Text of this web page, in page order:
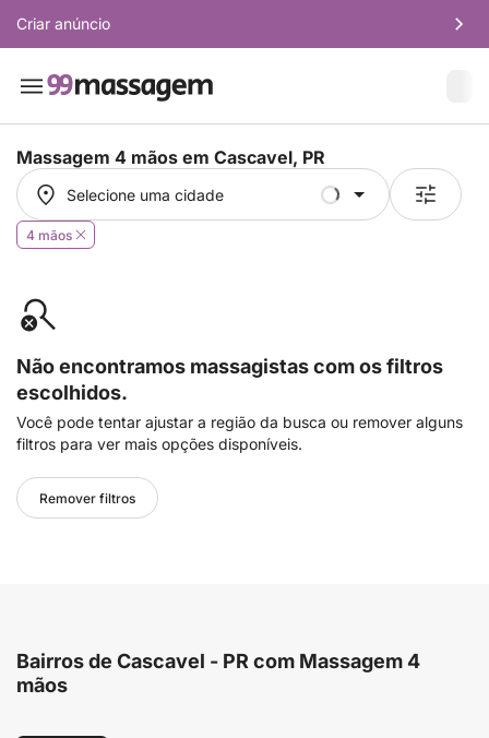
Criar anúncio
Massagem 4 mãos em Cascavel, PR
Selecione uma cidade
Selecione uma cidade
4 mãos
Não encontramos massagistas com os filtros
escolhidos.
Você pode tentar ajustar a região da busca ou remover alguns
filtros para ver mais opções disponíveis.
Remover filtros
Bairros de Cascavel - PR com Massagem 4
mãos